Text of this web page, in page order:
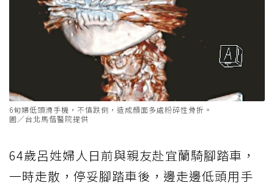
6旬婦低頭滑手機，不慎跌倒，造成顏面多處粉碎性骨折。
圖／台北馬偕醫院提供
64歲呂姓婦人日前與親友赴宜蘭騎腳踏車，
一時走散，停妥腳踏車後，邊走邊低頭用手